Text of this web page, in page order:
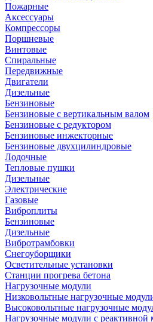
Пожарные
Аксессуары
Компрессоры
Поршневые
Винтовые
Спиральные
Передвижные
Двигатели
Дизельные
Бензиновые
Бензиновые с вертикальным валом
Бензиновые с редуктором
Бензиновые инжекторные
Бензиновые двухцилиндровые
Лодочные
Тепловые пушки
Дизельные
Электрические
Газовые
Виброплиты
Бензиновые
Дизельные
Вибротрамбовки
Снегоуборщики
Осветительные установки
Станции прогрева бетона
Нагрузочные модули
Низковольтные нагрузочные
Высоковольтные нагрузочные
Нагрузочные модули с